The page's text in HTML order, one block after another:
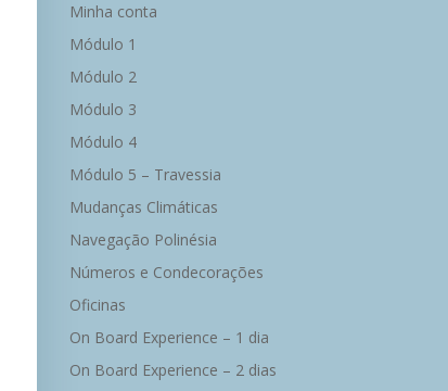
Minha conta
Módulo 1
Módulo 2
Módulo 3
Módulo 4
Módulo 5 – Travessia
Mudanças Climáticas
Navegação Polinésia
Números e Condecorações
Oficinas
On Board Experience – 1 dia
On Board Experience – 2 dias